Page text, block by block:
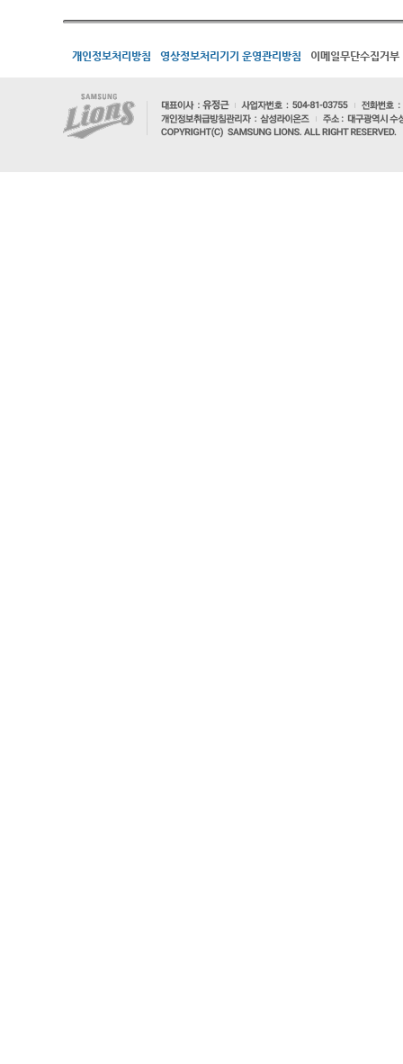
개인정보처리방침 영상정보처리기기 운영관리방침 이메일무단수집거부